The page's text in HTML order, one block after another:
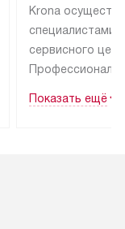
Krona
специалистами
сервисного
эксплуатации
Показать ещё